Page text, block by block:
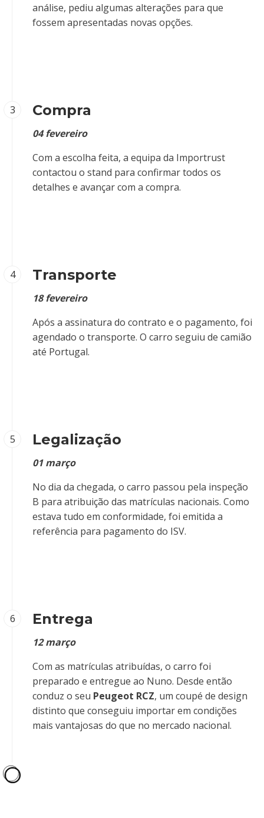
análise, pediu algumas alterações para que
fossem apresentadas novas opções.
3 Compra
04 fevereiro
Com a escolha feita, a equipa da Importrust
contactou o stand para confirmar todos os
detalhes e avançar com a compra.
4 Transporte
18 fevereiro
Após a assinatura do contrato e o pagamento, foi
agendado o transporte. O carro seguiu de camião
até Portugal.
5 Legalização
01 março
No dia da chegada, o carro passou pela inspeção
B para atribuição das matrículas nacionais. Como
estava tudo em conformidade, foi emitida a
referência para pagamento do ISV.
6 Entrega
12 março
Com as matrículas atribuídas, o carro foi
preparado e entregue ao Nuno. Desde então
conduz o seu Peugeot RCZ, um coupé de design
distinto que conseguiu importar em condições
mais vantajosas do que no mercado nacional.